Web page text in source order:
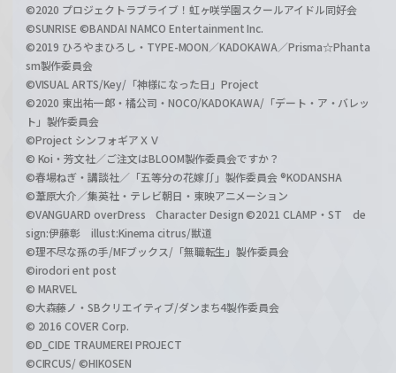
©2020 プロジェクトラブライブ！虹ヶ咲学園スクールアイドル同好会
©SUNRISE ©BANDAI NAMCO Entertainment Inc.
©2019 ひろやまひろし・TYPE-MOON／KADOKAWA／Prisma☆Phanta
sm製作委員会
©VISUAL ARTS/Key/「神様になった日」Project
©2020 東出祐一郎・橘公司・NOCO/KADOKAWA/「デート・ア・バレッ
ト」製作委員会
©Project シンフォギアＸＶ
© Koi・芳文社／ご注文はBLOOM製作委員会ですか？
©春場ねぎ・講談社／「五等分の花嫁∬」製作委員会 ®KODANSHA
©葦原大介／集英社・テレビ朝日・東映アニメーション
©VANGUARD overDress Character Design ©2021 CLAMP・ST de
sign:伊藤彰 illust:Kinema citrus/獣道
©理不尽な孫の手/MFブックス/「無職転生」製作委員会
©irodori ent post
© MARVEL
©大森藤ノ・SBクリエイティブ/ダンまち4製作委員会
© 2016 COVER Corp.
©D_CIDE TRAUMEREI PROJECT
©CIRCUS/ ©HIKOSEN